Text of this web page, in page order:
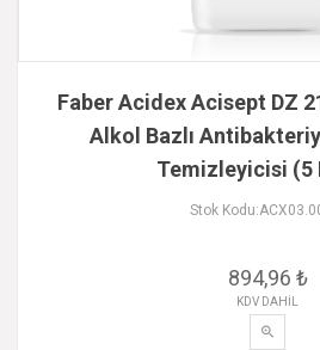
Faber Acidex Acisept DZ
Alkol Bazlı
Temizleyicisi (5
Stok
894,96 ₺
KDV DAHİL